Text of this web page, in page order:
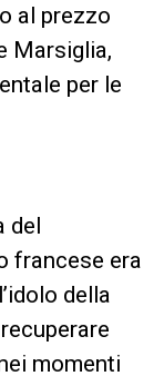
al prezzo
Marsiglia,
per le
del
francese era
della
momenti